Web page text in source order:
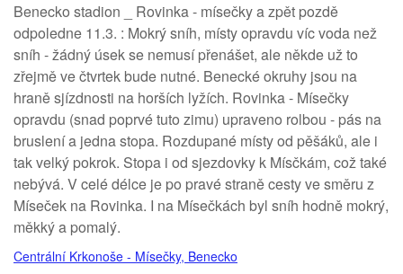
Benecko stadion _ Rovinka - mísečky a zpět pozdě
odpoledne 11.3. : Mokrý sníh, místy opravdu víc voda než
sníh - žádný úsek se nemusí přenášet, ale někde už to
zřejmě ve čtvrtek bude nutné. Benecké okruhy jsou na
hraně sjízdnosti na horších lyžích. Rovinka - Mísečky
opravdu (snad poprvé tuto zimu) upraveno rolbou - pás na
bruslení a jedna stopa. Rozdupané místy od pěšáků, ale i
tak velký pokrok. Stopa i od sjezdovky k Mísčkám, což také
nebývá. V celé délce je po pravé straně cesty ve směru z
Míseček na Rovinka. I na Mísečkách byl sníh hodně mokrý,
měkký a pomalý.
Centrální Krkonoše - Mísečky, Benecko